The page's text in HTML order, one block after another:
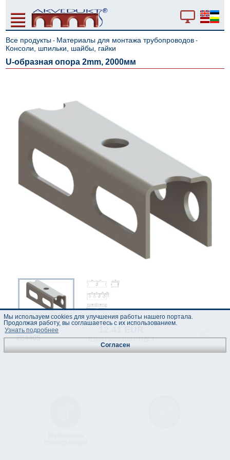
Все продукты - Материалы для монтажа трубопроводов -
Консоли, шпильки, шайбы, гайки
U-образная опора 2mm, 2000мм
код :
284405
(Цены указаны с НДС)
Мы используем cookies для улучшения работы нашего портала.
Продолжая работу, вы соглашаетесь с их использованием.
Узнать подробнее
Согласен